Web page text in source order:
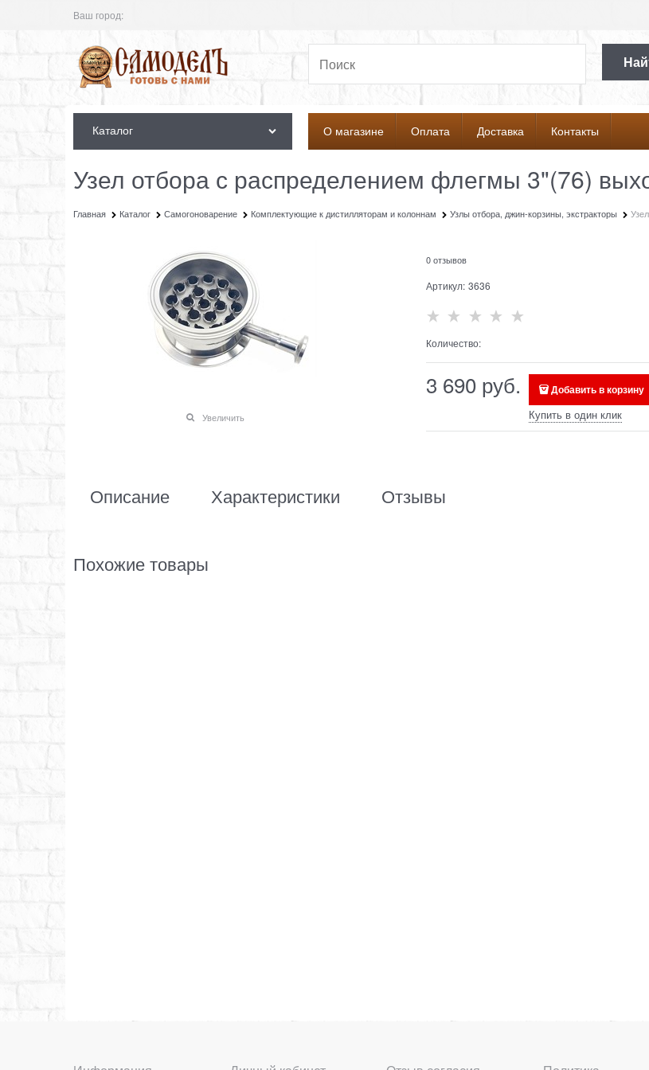
Ваш город:
Каталог О магазине Оплата Доставка Контакты
Узел отбора с распределением флегмы 3"(76)
Главная Каталог Самогоноварение Комплектующие к дистилляторам и колоннам Узлы отбора, джин-корзины, экстракторы
Увеличить
0 отзывов
Артикул: 3636
Количество:
3 690 руб. Добавить в корзину
Купить в один клик
Описание Характеристики Отзывы
Похожие товары